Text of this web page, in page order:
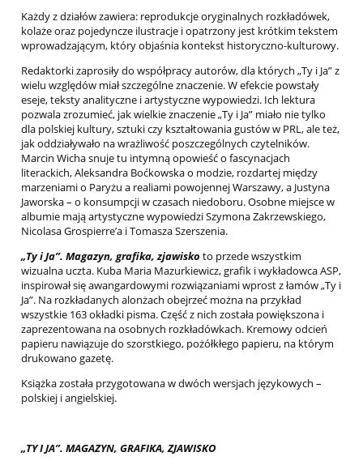
Każdy z działów zawiera: reprodukcje oryginalnych rozkładówek,
kolaże oraz pojedyncze ilustracje i opatrzony jest krótkim tekstem
wprowadzającym, który objaśnia kontekst historyczno-kulturowy.
Redaktorki zaprosiły do współpracy autorów, dla których „Ty i Ja” z
wielu względów miał szczególne znaczenie. W efekcie powstały
eseje, teksty analityczne i artystyczne wypowiedzi. Ich lektura
pozwala zrozumieć, jak wielkie znaczenie „Ty i Ja” miało nie tylko
dla polskiej kultury, sztuki czy kształtowania gustów w PRL, ale też,
jak oddziaływało na wrażliwość poszczególnych czytelników.
Marcin Wicha snuje tu intymną opowieść o fascynacjach
literackich, Aleksandra Boćkowska o modzie, rozdartej między
marzeniami o Paryżu a realiami powojennej Warszawy, a Justyna
Jaworska – o konsumpcji w czasach niedoboru. Osobne miejsce w
albumie mają artystyczne wypowiedzi Szymona Zakrzewskiego,
Nicolasa Grospierre’a i Tomasza Szerszenia.
„Ty i Ja”. Magazyn, grafika, zjawisko to przede wszystkim
wizualna uczta. Kuba Maria Mazurkiewicz, grafik i wykładowca ASP,
inspirował się awangardowymi rozwiązaniami wprost z łamów „Ty i
Ja”. Na rozkładanych alonżach obejrzeć można na przykład
wszystkie 163 okładki pisma. Część z nich została powiększona i
zaprezentowana na osobnych rozkładówkach. Kremowy odcień
papieru nawiązuje do szorstkiego, pożółkłego papieru, na którym
drukowano gazetę.
Książka została przygotowana w dwóch wersjach językowych –
polskiej i angielskiej.
„TY I JA”. MAGAZYN, GRAFIKA, ZJAWISKO